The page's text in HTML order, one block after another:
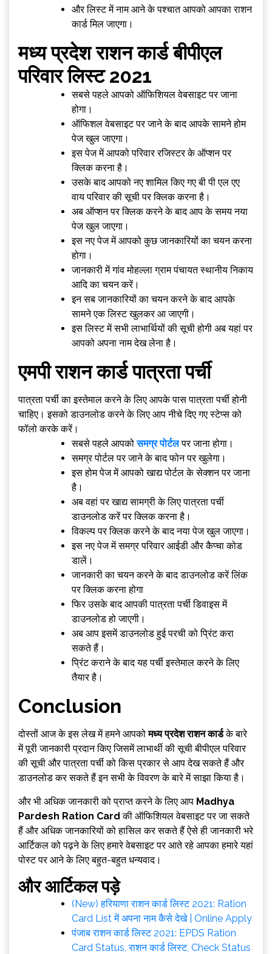
और लिस्ट में नाम आने के पश्चात आपको आपका राशन
कार्ड मिल जाएगा।
मध्य प्रदेश राशन कार्ड बीपीएल
परिवार लिस्ट 2021
सबसे पहले आपको ऑफिशियल वेबसाइट पर जाना
होगा।
ऑफिशल वेबसाइट पर जाने के बाद आपके सामने होम
पेज खुल जाएगा।
इस पेज में आपको परिवार रजिस्टर के ऑप्शन पर
क्लिक करना है।
उसके बाद आपको नए शामिल किए गए बी पी एल एए
वाय परिवार की सूची पर क्लिक करना है।
अब ऑप्शन पर क्लिक करने के बाद आप के समय नया
पेज खुल जाएगा।
इस नए पेज में आपको कुछ जानकारियों का चयन करना
होगा।
जानकारी में गांव मोहल्ला ग्राम पंचायत स्थानीय निकाय
आदि का चयन करें।
इन सब जानकारियों का चयन करने के बाद आपके
सामने एक लिस्ट खुलकर आ जाएगी।
इस लिस्ट में सभी लाभार्थियों की सूची होगी अब यहां पर
आपको अपना नाम देख लेना है।
एमपी राशन कार्ड पात्रता पर्ची
पात्रता पर्ची का इस्तेमाल करने के लिए आपके पास पात्रता पर्ची होनी
चाहिए। इसको डाउनलोड करने के लिए आप नीचे दिए गए स्टेप्स को
फॉलो करके करें।
सबसे पहले आपकोसमग्र पोर्टलपर जाना होगा।
समग्र पोर्टल पर जाने के बाद फोन पर खुलेगा।
इस होम पेज में आपको खाद्य पोर्टल के सेक्शन पर जाना
है।
अब वहां पर खाद्य सामग्री के लिए पात्रता पर्ची
डाउनलोड करें पर क्लिक करना है।
विकल्प पर क्लिक करने के बाद नया पेज खुल जाएगा।
इस नए पेज में समग्र परिवार आईडी और कैप्चा कोड
डालें।
जानकारी का चयन करने के बाद डाउनलोड करें लिंक
पर क्लिक करना होगा
फिर उसके बाद आपकी पात्रता पर्ची डिवाइस में
डाउनलोड हो जाएगी।
अब आप इसमें डाउनलोड हुई परची को प्रिंट करा
सकते हैं।
प्रिंट कराने के बाद यह पर्ची इस्तेमाल करने के लिए
तैयार है।
Conclusion
दोस्तों आज के इस लेख में हमने आपकोमध्य प्रदेश राशन कार्डके बारे
में पूरी जानकारी प्रदान किए जिसमें लाभार्थी की सूची बीपीएल परिवार
की सूची और पात्रता पर्ची को किस प्रकार से आप देख सकते हैं और
डाउनलोड कर सकते हैं इन सभी के विवरण के बारे में साझा किया है।
और भी अधिक जानकारी को प्राप्त करने के लिए आप Madhya
Pardesh Ration Card की ऑफिशियल वेबसाइट पर जा सकते
हैं और अधिक जानकारियों को हासिल कर सकते हैं ऐसे ही जानकारी भरे
आर्टिकल को पढ़ने के लिए हमारे वेबसाइट पर आते रहे आपका हमारे यहां
पोस्ट पर आने के लिए बहुत-बहुत धन्यवाद।
और आर्टिकल पड़े
(New) हरियाणा राशन कार्ड लिस्ट 2021: Ration
Card List में अपना नाम कैसे देखे | Online Apply
पंजाब राशन कार्ड लिस्ट 2021: EPDS Ration
Card Status, राशन कार्ड लिस्ट, Check Status